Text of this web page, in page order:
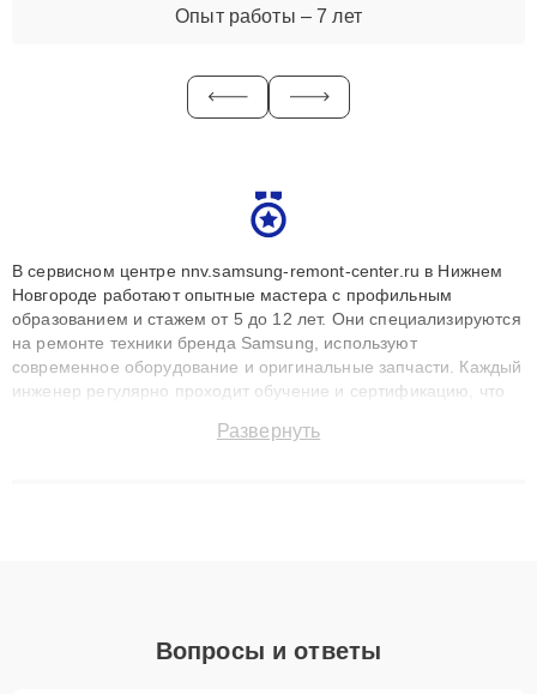
Опыт работы – 7 лет
В сервисном центре nnv.samsung-remont-center.ru в Нижнем
Новгороде работают опытные мастера с профильным
образованием и стажем от 5 до 12 лет. Они специализируются
на ремонте техники бренда Samsung, используют
современное оборудование и оригинальные запчасти. Каждый
инженер регулярно проходит обучение и сертификацию, что
восстанавливать технику с сохранением гарантии до 3 лет.
Развернуть
Вопросы и ответы